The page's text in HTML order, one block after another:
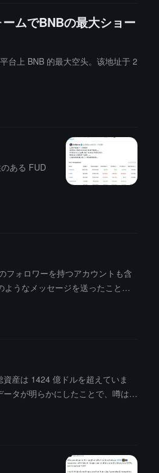
ムでBNBの最大ショー
台上 BNB 的最大空头。该地址于 2
ある FUD
フォロワーを持つアカウントも含
うなメッセージを送ったことは
いるのを見ました。この時代
産は 1424 億ドルを超えていま
タが明らかにしたことで、噂は自
を広めるためだけに続けるの